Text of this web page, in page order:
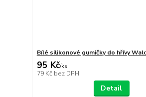
Bílé silikonové gumičky do hřívy
95 Kč/ks
79 Kč bez DPH
Detail